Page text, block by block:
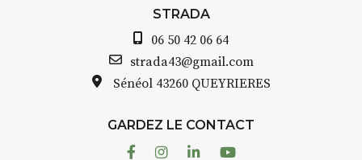
avez ouvert une galerie à
Auzon…
Bernard TURLE Le Fumoir n’est
pas une galerie permanente.
AuzonToujours organise
dans le village. Des artistes et
STRADA
06 50 42 06 64
strada43@gmail.com
Sénéol 43260 QUEYRIERES
GARDEZ LE CONTACT
FacebookInstagram
LinkedinYoutube